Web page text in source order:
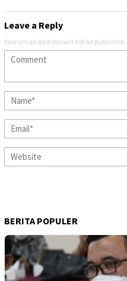
Leave a Reply
Your email address will not be published.
BERITA POPULER